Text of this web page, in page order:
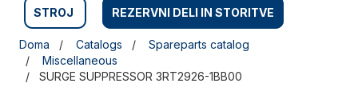
STROJ REZERVNI DELI IN STORITVE
Doma Catalogs
Spareparts catalog
Miscellaneous
SURGE SUPPRESSOR 3RT2926-1BB00